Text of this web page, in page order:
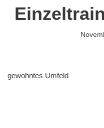
gewohntes Umfeld